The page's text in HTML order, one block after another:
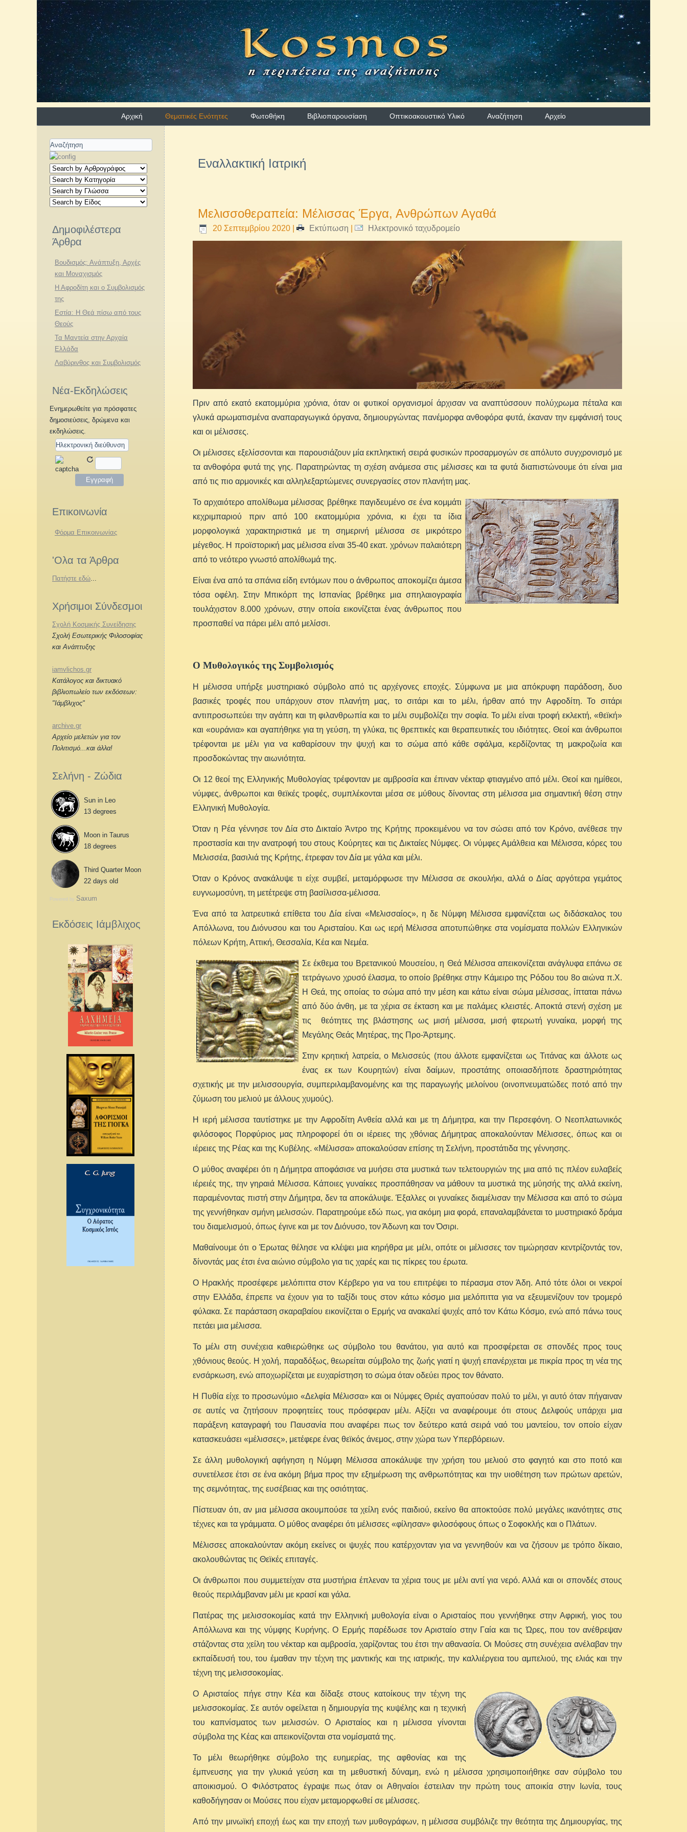
Αρχική Θεματικές Ενότητες Φωτοθήκη Βιβλιοπαρουσίαση Οπτικοακουστικό Υλικό Αναζήτηση Aρχείο
Δημοφιλέστερα
Άρθρα
Βουδισμός: Ανάπτυξη, Αρχές
και Μοναχισμός
Η Αφροδίτη και ο Συμβολισμός
της
Εστία: Η Θεά πίσω από τους
Θεούς
Τα Μαντεία στην Αρχαία
Ελλάδα
Λαβύρινθος και Συμβολισμός
Νέα-Εκδηλώσεις
Ενημερωθείτε για πρόσφατες
δημοσιεύσεις, δρώμενα και
εκδηλώσεις.
Επικοινωνία
Φόρμα Επικοινωνίας
'Ολα τα Άρθρα
Πατήστε εδώ...
Χρήσιμοι Σύνδεσμοι
Σχολή Κοσμικής Συνείδησης
Σχολή Εσωτερικής Φιλοσοφίας
και Ανάπτυξης
iamvlichos.gr
Κατάλογος και δικτυακό
βιβλιοπωλείο των εκδόσεων:
"Ιάμβλιχος"
archive.gr
Αρχείο μελετών για τον
Πολιτισμό...και άλλα!
Σελήνη - Ζώδια
Sun in Leo
13 degrees
Moon in Taurus
18 degrees
Third Quarter Moon
22 days old
Powered by Saxum
Εκδόσεις Ιάμβλιχος
Εναλλακτική Ιατρική
Μελισσοθεραπεία: Μέλισσας Έργα, Ανθρώπων Αγαθά
20 Σεπτεμβρίου 2020 Εκτύπωση Ηλεκτρονικό ταχυδρομείο
Πριν από εκατό εκατομμύρια χρόνια, όταν οι φυτικοί οργανισμοί άρχισαν να αναπτύσσουν πολύχρωμα πέταλα και
γλυκά αρωματισμένα αναπαραγωγικά όργανα, δημιουργώντας πανέμορφα ανθοφόρα φυτά, έκαναν την εμφάνισή τους
και οι μέλισσες.
Οι μέλισσες εξελίσσονται και παρουσιάζουν μία εκπληκτική σειρά φυσικών προσαρμογών σε απόλυτο συγχρονισμό με
τα ανθοφόρα φυτά της γης. Παρατηρώντας τη σχέση ανάμεσα στις μέλισσες και τα φυτά διαπιστώνουμε ότι είναι μια
από τις πιο αρμονικές και αλληλεξαρτώμενες συνεργασίες στον πλανήτη μας.
Το αρχαιότερο απολίθωμα μέλισσας βρέθηκε παγιδευμένο σε ένα κομμάτι
κεχριμπαριού πριν από 100 εκατομμύρια χρόνια, κι έχει τα ίδια
μορφολογικά χαρακτηριστικά με τη σημερινή μέλισσα σε μικρότερο
μέγεθος. Η προϊστορική μας μέλισσα είναι 35-40 εκατ. χρόνων παλαιότερη
από το νεότερο γνωστό απολίθωμά της.
Είναι ένα από τα σπάνια είδη εντόμων που ο άνθρωπος αποκομίζει άμεσα
τόσα οφέλη. Στην Μπικόρπ της Ισπανίας βρέθηκε μια σπηλαιογραφία
τουλάχιστον 8.000 χρόνων, στην οποία εικονίζεται ένας άνθρωπος που
προσπαθεί να πάρει μέλι από μελίσσι.
Ο Μυθολογικός της Συμβολισμός
Η μέλισσα υπήρξε μυστηριακό σύμβολο από τις αρχέγονες εποχές. Σύμφωνα με μια απόκρυφη παράδοση, δυο
βασικές τροφές που υπάρχουν στον πλανήτη μας, το σιτάρι και το μέλι, ήρθαν από την Αφροδίτη. Το σιτάρι
αντιπροσωπεύει την αγάπη και τη φιλανθρωπία και το μέλι συμβολίζει την σοφία. Το μέλι είναι τροφή εκλεκτή, «θεϊκή»
και «ουράνια» και αγαπήθηκε για τη γεύση, τη γλύκα, τις θρεπτικές και θεραπευτικές του ιδιότητες. Θεοί και άνθρωποι
τρέφονται με μέλι για να καθαρίσουν την ψυχή και το σώμα από κάθε σφάλμα, κερδίζοντας τη μακροζωία και
προσδοκώντας την αιωνιότητα.
Οι 12 θεοί της Ελληνικής Μυθολογίας τρέφονταν με αμβροσία και έπιναν νέκταρ φτιαγμένο από μέλι. Θεοί και ημίθεοι,
νύμφες, άνθρωποι και θεϊκές τροφές, συμπλέκονται μέσα σε μύθους δίνοντας στη μέλισσα μια σημαντική θέση στην
Ελληνική Μυθολογία.
Όταν η Ρέα γέννησε τον Δία στο Δικταίο Άντρο της Κρήτης προκειμένου να τον σώσει από τον Κρόνο, ανέθεσε την
προστασία και την ανατροφή του στους Κούρητες και τις Δικταίες Νύμφες. Οι νύμφες Αμάλθεια και Μέλισσα, κόρες του
Μελισσέα, βασιλιά της Κρήτης, έτρεφαν τον Δία με γάλα και μέλι.
Όταν ο Κρόνος ανακάλυψε τι είχε συμβεί, μεταμόρφωσε την Μέλισσα σε σκουλήκι, αλλά ο Δίας αργότερα γεμάτος
ευγνωμοσύνη, τη μετέτρεψε στη βασίλισσα-μέλισσα.
Ένα από τα λατρευτικά επίθετα του Δία είναι «Μελισσαίος», η δε Νύμφη Μέλισσα εμφανίζεται ως διδάσκαλος του
Απόλλωνα, του Διόνυσου και του Αρισταίου. Και ως ιερή Μέλισσα αποτυπώθηκε στα νομίσματα πολλών Ελληνικών
πόλεων Κρήτη, Αττική, Θεσσαλία, Κέα και Νεμέα.
Σε έκθεμα του Βρετανικού Μουσείου, η Θεά Μέλισσα απεικονίζεται ανάγλυφα επάνω σε
τετράγωνο χρυσό έλασμα, το οποίο βρέθηκε στην Κάμειρο της Ρόδου του 8ο αιώνα π.Χ.
Η Θεά, της οποίας το σώμα από την μέση και κάτω είναι σώμα μέλισσας, ίπταται πάνω
από δύο άνθη, με τα χέρια σε έκταση και με παλάμες κλειστές. Αποκτά στενή σχέση με
τις θεότητες της βλάστησης ως μισή μέλισσα, μισή φτερωτή γυναίκα, μορφή της
Μεγάλης Θεάς Μητέρας, της Προ-Άρτεμης.
Στην κρητική λατρεία, ο Μελισσεύς (που άλλοτε εμφανίζεται ως Τιτάνας και άλλοτε ως
ένας εκ των Κουρητών) είναι δαίμων, προστάτης οποιασδήποτε δραστηριότητας
σχετικής με την μελισσουργία, συμπεριλαμβανομένης και της παραγωγής μελοίνου (οινοπνευματώδες ποτό από την
ζύμωση του μελιού με άλλους χυμούς).
Η ιερή μέλισσα ταυτίστηκε με την Αφροδίτη Ανθεία αλλά και με τη Δήμητρα, και την Περσεφόνη. Ο Νεοπλατωνικός
φιλόσοφος Πορφύριος μας πληροφορεί ότι οι ιέρειες της χθόνιας Δήμητρας αποκαλούνταν Μέλισσες, όπως και οι
ιέρειες της Ρέας και της Κυβέλης. «Μέλισσα» αποκαλούσαν επίσης τη Σελήνη, προστάτιδα της γέννησης.
Ο μύθος αναφέρει ότι η Δήμητρα αποφάσισε να μυήσει στα μυστικά των τελετουργιών της μια από τις πλέον ευλαβείς
ιέρειές της, την γηραιά Μέλισσα. Κάποιες γυναίκες προσπάθησαν να μάθουν τα μυστικά της μύησής της αλλά εκείνη,
παραμένοντας πιστή στην Δήμητρα, δεν τα αποκάλυψε. Έξαλλες οι γυναίκες διαμέλισαν την Μέλισσα και από το σώμα
της γεννήθηκαν σμήνη μελισσών. Παρατηρούμε εδώ πως, για ακόμη μια φορά, επαναλαμβάνεται το μυστηριακό δράμα
του διαμελισμού, όπως έγινε και με τον Διόνυσο, τον Άδωνη και τον Όσιρι.
Μαθαίνουμε ότι ο Έρωτας θέλησε να κλέψει μια κηρήθρα με μέλι, οπότε οι μέλισσες τον τιμώρησαν κεντρίζοντάς τον,
δίνοντάς μας έτσι ένα αιώνιο σύμβολο για τις χαρές και τις πίκρες του έρωτα.
Ο Ηρακλής προσέφερε μελόπιττα στον Κέρβερο για να του επιτρέψει το πέρασμα στον Άδη. Από τότε όλοι οι νεκροί
στην Ελλάδα, έπρεπε να έχουν για το ταξίδι τους στον κάτω κόσμο μια μελόπιττα για να εξευμενίζουν τον τρομερό
φύλακα. Σε παράσταση σκαραβαίου εικονίζεται ο Ερμής να ανακαλεί ψυχές από τον Κάτω Κόσμο, ενώ από πάνω τους
πετάει μια μέλισσα.
Το μέλι στη συνέχεια καθιερώθηκε ως σύμβολο του θανάτου, για αυτό και προσφέρεται σε σπονδές προς τους
χθόνιους θεούς. Η χολή, παραδόξως, θεωρείται σύμβολο της ζωής γιατί η ψυχή επανέρχεται με πικρία προς τη νέα της
ενσάρκωση, ενώ αποχωρίζεται με ευχαρίστηση το σώμα όταν οδεύει προς τον θάνατο.
Η Πυθία είχε το προσωνύμιο «Δελφία Μέλισσα» και οι Νύμφες Θριές αγαπούσαν πολύ το μέλι, γι αυτό όταν πήγαιναν
σε αυτές να ζητήσουν προφητείες τους πρόσφεραν μέλι. Αξίζει να αναφέρουμε ότι στους Δελφούς υπάρχει μια
παράξενη καταγραφή του Παυσανία που αναφέρει πως τον δεύτερο κατά σειρά ναό του μαντείου, τον οποίο είχαν
κατασκευάσει «μέλισσες», μετέφερε ένας θεϊκός άνεμος, στην χώρα των Υπερβόρειων.
Σε άλλη μυθολογική αφήγηση η Νύμφη Μέλισσα αποκάλυψε την χρήση του μελιού στο φαγητό και στο ποτό και
συνετέλεσε έτσι σε ένα ακόμη βήμα προς την εξημέρωση της ανθρωπότητας και την υιοθέτηση των πρώτων αρετών,
της σεμνότητας, της ευσέβειας και της οσιότητας.
Πίστευαν ότι, αν μια μέλισσα ακουμπούσε τα χείλη ενός παιδιού, εκείνο θα αποκτούσε πολύ μεγάλες ικανότητες στις
τέχνες και τα γράμματα. Ο μύθος αναφέρει ότι μέλισσες «φίλησαν» φιλοσόφους όπως ο Σοφοκλής και ο Πλάτων.
Μέλισσες αποκαλούνταν ακόμη εκείνες οι ψυχές που κατέρχονταν για να γεννηθούν και να ζήσουν με τρόπο δίκαιο,
ακολουθώντας τις Θεϊκές επιταγές.
Οι άνθρωποι που συμμετείχαν στα μυστήρια έπλεναν τα χέρια τους με μέλι αντί για νερό. Αλλά και οι σπονδές στους
θεούς περιλάμβαναν μέλι με κρασί και γάλα.
Πατέρας της μελισσοκομίας κατά την Ελληνική μυθολογία είναι ο Αρισταίος που γεννήθηκε στην Αφρική, γιος του
Απόλλωνα και της νύμφης Κυρήνης. Ο Ερμής παρέδωσε τον Αρισταίο στην Γαία και τις Ώρες, που τον ανέθρεψαν
στάζοντας στα χείλη του νέκταρ και αμβροσία, χαρίζοντας του έτσι την αθανασία. Οι Μούσες στη συνέχεια ανέλαβαν την
εκπαίδευσή του, του έμαθαν την τέχνη της μαντικής και της ιατρικής, την καλλιέργεια του αμπελιού, της ελιάς και την
τέχνη της μελισσοκομίας.
Ο Αρισταίος πήγε στην Κέα και δίδαξε στους κατοίκους την τέχνη της
μελισσοκομίας. Σε αυτόν οφείλεται η δημιουργία της κυψέλης και η τεχνική
του καπνίσματος των μελισσών. Ο Αρισταίος και η μέλισσα γίνονται
σύμβολα της Κέας και απεικονίζονται στα νομίσματά της.
Το μέλι θεωρήθηκε σύμβολο της ευημερίας, της αφθονίας και της
έμπνευσης για την γλυκιά γεύση και τη μεθυστική δύναμη, ενώ η μέλισσα χρησιμοποιήθηκε σαν σύμβολο του
αποικισμού. Ο Φιλόστρατος έγραψε πως όταν οι Αθηναίοι έστειλαν την πρώτη τους αποικία στην Ιωνία, τους
καθοδήγησαν οι Μούσες που είχαν μεταμορφωθεί σε μέλισσες.
Aπό την μινωϊκή εποχή έως και την εποχή των μυθογράφων, η μέλισσα συμβόλιζε την θεότητα της Δημιουργίας, της